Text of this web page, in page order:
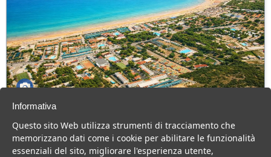
Puglia > Gargano > Vieste
107 Camere
Informativa
Questo sito Web utilizza strumenti di tracciamento che
memorizzano dati come i cookie per abilitare le funzionalità
essenziali del sito, migliorare l'esperienza utente,